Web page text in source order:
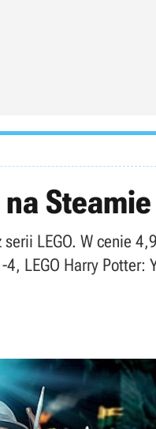
LEGO. W cenie
LEGO Harry